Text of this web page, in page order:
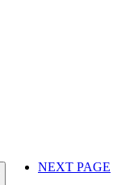
NEXT PAGE